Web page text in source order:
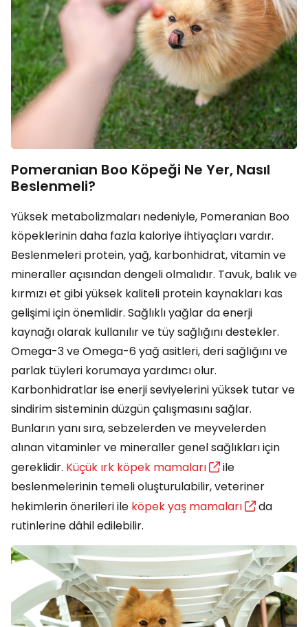
Pomeranian Boo Köpeği Ne Yer, Nasıl
Beslenmeli?
Yüksek metabolizmaları nedeniyle, Pomeranian Boo
köpeklerinin daha fazla kaloriye ihtiyaçları vardır.
Beslenmeleri protein, yağ, karbonhidrat, vitamin ve
mineraller açısından dengeli olmalıdır. Tavuk, balık ve
kırmızı et gibi yüksek kaliteli protein kaynakları kas
gelişimi için önemlidir. Sağlıklı yağlar da enerji
kaynağı olarak kullanılır ve tüy sağlığını destekler.
Omega-3 ve Omega-6 yağ asitleri, deri sağlığını ve
parlak tüyleri korumaya yardımcı olur.
Karbonhidratlar ise enerji seviyelerini yüksek tutar ve
sindirim sisteminin düzgün çalışmasını sağlar.
Bunların yanı sıra, sebzelerden ve meyvelerden
alınan vitaminler ve mineraller genel sağlıkları için
gereklidir. Küçük ırk köpek mamaları
ile
beslenmelerinin temeli oluşturulabilir, veteriner
hekimlerin önerileri ile köpek yaş mamaları
da
rutinlerine dâhil edilebilir.